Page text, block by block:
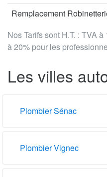
Nos Tarifs sont H.T. : TVA
à 20% pour les
Remplacement
Les villes
Plombier Sénac
Plombier Vignec